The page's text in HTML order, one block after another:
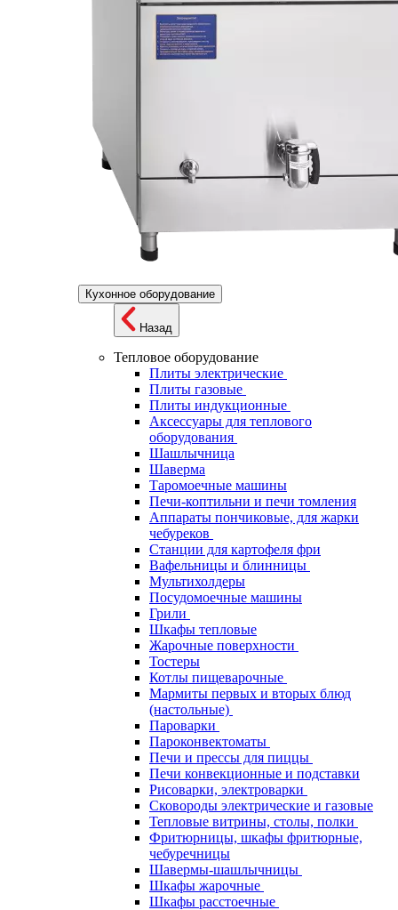
Кухонное оборудование
Назад
Тепловое оборудование
Плиты электрические
Плиты газовые
Плиты индукционные
Аксессуары для теплового
оборудования
Шашлычница
Шаверма
Таромоечные машины
Печи-коптильни и печи томления
Аппараты пончиковые, для жарки
чебуреков
Станции для картофеля фри
Вафельницы и блинницы
Мультихолдеры
Посудомоечные машины
Грили
Шкафы тепловые
Жарочные поверхности
Тостеры
Котлы пищеварочные
Мармиты первых и вторых блюд
(настольные)
Пароварки
Пароконвектоматы
Печи и прессы для пиццы
Печи конвекционные и подставки
Рисоварки, электроварки
Сковороды электрические и газовые
Тепловые витрины, столы, полки
Фритюрницы, шкафы фритюрные,
чебуречницы
Шавермы-шашлычницы
Шкафы жарочные
Шкафы расстоечные